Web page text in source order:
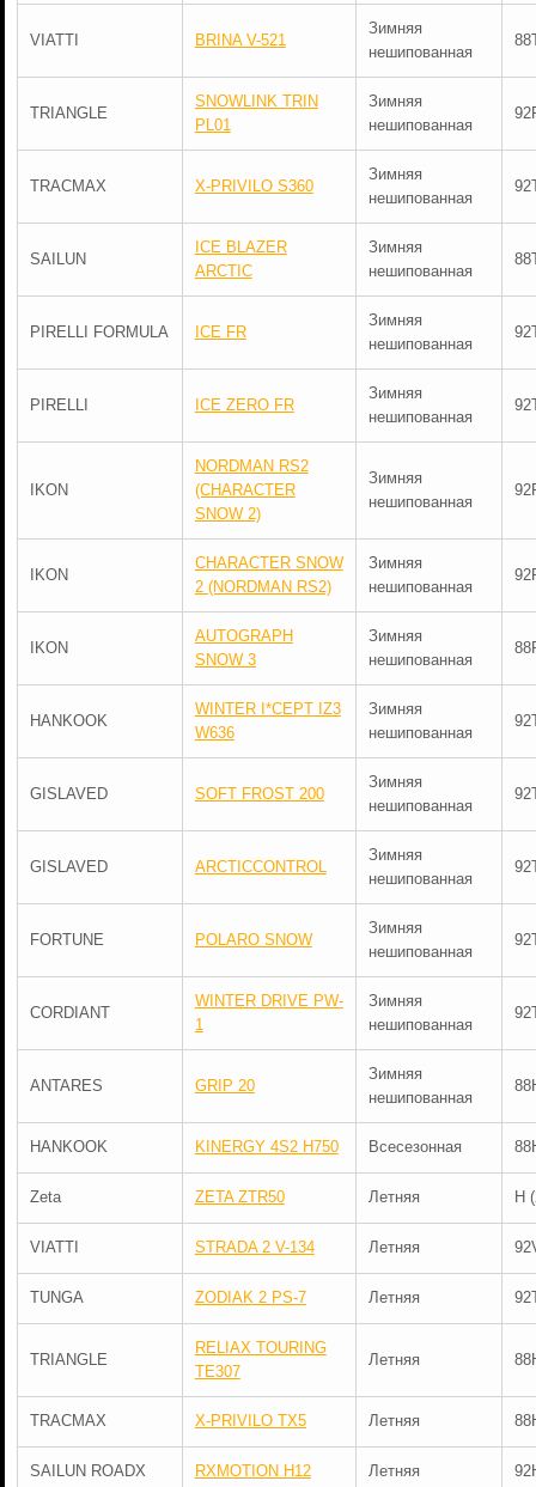
VIATTI BRINA V-521
Зимняя
нешипованная
TRIANGLE
SNOWLINK TRIN
PL01
Зимняя
нешипованная
TRACMAX X-PRIVILO S360
Зимняя
нешипованная
SAILUN
ICE BLAZER
ARCTIC
Зимняя
нешипованная
PIRELLI FORMULA ICE FR
Зимняя
нешипованная
PIRELLI ICE ZERO FR
Зимняя
нешипованная
IKON
NORDMAN RS2
(CHARACTER
SNOW 2)
Зимняя
нешипованная
IKON
CHARACTER SNOW
2 (NORDMAN RS2)
Зимняя
нешипованная
IKON
AUTOGRAPH
SNOW 3
Зимняя
нешипованная
HANKOOK
WINTER I*CEPT IZ3
W636
Зимняя
нешипованная
GISLAVED SOFT FROST 200
Зимняя
нешипованная
GISLAVED ARCTICCONTROL
Зимняя
нешипованная
FORTUNE POLARO SNOW
Зимняя
нешипованная
CORDIANT
WINTER DRIVE PW-
1
Зимняя
нешипованная
ANTARES GRIP 20
Зимняя
нешипованная
HANKOOK KINERGY 4S2 H750 Всесезонная
Zeta ZETA ZTR50 Летняя H
VIATTI STRADA 2 V-134 Летняя
TUNGA ZODIAK 2 PS-7 Летняя
TRIANGLE
RELIAX TOURING
TE307
Летняя
TRACMAX X-PRIVILO TX5 Летняя
SAILUN ROADX RXMOTION H12 Летняя